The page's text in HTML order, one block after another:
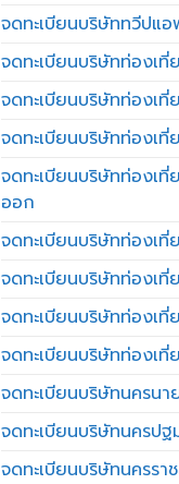
จดทะเบียนบริษัททวีปแอ
จดทะเบียนบริษัทท่องเ
จดทะเบียนบริษัทท่องเ
จดทะเบียนบริษัทท่องเ
จดทะเบียนบริษัทท่องเ
ออก
จดทะเบียนบริษัทท่องเ
จดทะเบียนบริษัทท่องเ
จดทะเบียนบริษัทท่องเ
จดทะเบียนบริษัทท่องเที่
จดทะเบียนบริษัทนครนา
จดทะเบียนบริษัทนครปฐ
จดทะเบียนบริษัทนครรา